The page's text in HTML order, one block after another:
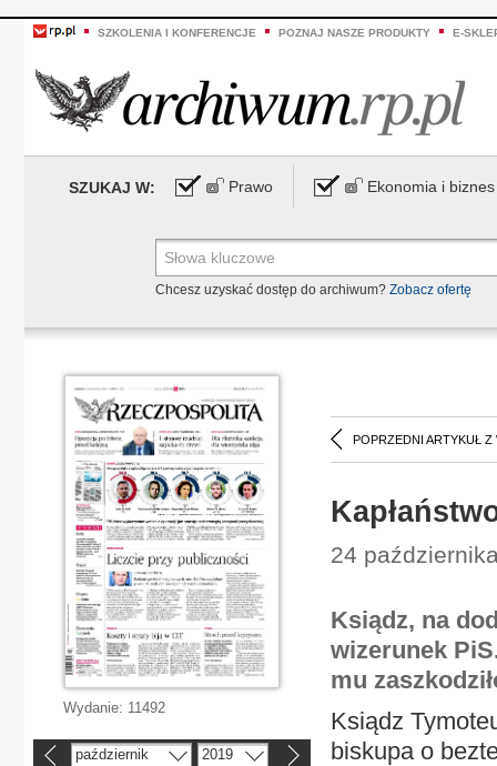
SZKOLENIA I KONFERENCJE POZNAJ NASZE PRODUKTY E-
SZUKAJ W: Prawo Ekonomia i biznes
Chcesz uzyskać dostęp do archiwum? Zobacz ofertę
POPRZEDNI ARTYKUŁ Z
24
Ksiądz, na
wizerunek
mu
Ksiądz
biskupa o
Wydanie: 11492
październik 2019